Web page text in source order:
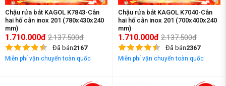
Chậu rửa bát KAGOL K7843-Cân
hai hố cân inox 201 (780x430x240
mm)
1.710.000đ 2.137.500đ
Đã bán2167
Miễn phí vận chuyển toàn quốc
Chậu rửa bát KAGOL K7040-Cân
hai hố cân inox 201 (700x400x240
mm)
1.710.000đ 2.137.500đ
Đã bán2367
Miễn phí vận chuyển toàn quốc